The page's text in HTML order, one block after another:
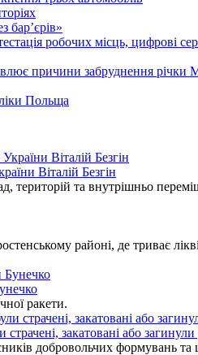
бар’єрів»
робочих місць, цифрові
причини забруднення річки
Польща
Віталій Безгін
та внутрішньо
районі, де триває
ракети.
закатовані або загинули
добровольчих формувань та